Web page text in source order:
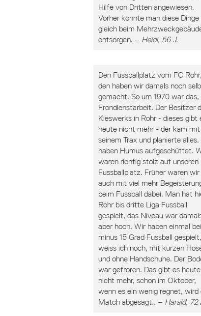
Hilfe von Dritten angewiesen.
Vorher konnte man diese Dinge
gleich beim
entsorgen. – Heidi, 56 J.
Den Fussballplatz vom FC Rohr,
den haben wir damals noch
gemacht. So um 1970 war das,
Frondienstarbeit. Der Besitzer
Kieswerks in Rohr - dieses gibt
heute nicht mehr - der kam mit
seinem Trax und planierte
haben Humus aufgeschüttet.
waren richtig stolz auf unseren
Fussballplatz. Früher waren wir
auch mit viel mehr
beim Fussball dabei. Man hat
Rohr bis dritte Liga Fussball
gespielt, das Niveau war
aber hoch. Wir haben einmal bei
minus 15 Grad Fussball
weiss ich noch, mit kurzen
und ohne Handschuhe. Der
war gefroren. Das gibt es heute
nicht mehr, schon im Oktober,
wenn es ein wenig regnet, wird
Match abgesagt.. – Harald, 72